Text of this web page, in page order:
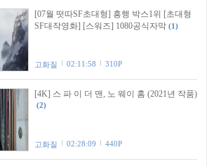
[07월 떳따SF초대형] 흥행 박스1위 [초대형
SF대작영화] [스워즈] 1080공식자막 (1)
고화질 02:11:58 310P
[4K] 스 파 이 더 맨, 노 웨이 홈 (2021년 작품)
(2)
고화질 02:28:09 440P